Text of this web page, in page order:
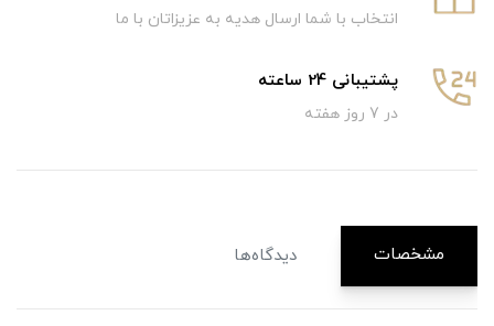
انتخاب با شما ارسال هدیه به عزیزاتان با ما
پشتیبانی 24 ساعته
در 7 روز هفته
مشخصات دیدگاه‌ها